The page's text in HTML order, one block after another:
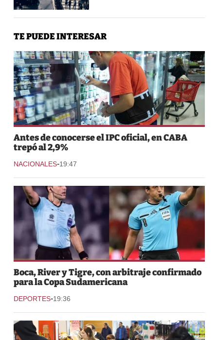
TE PUEDE INTERESAR
Antes de conocerse el IPC oficial, en CABA
trepó al 2,9%
NACIONALES-19:47
Boca, River y Tigre, con arbitraje confirmado
para la Copa Sudamericana
DEPORTES-19:36